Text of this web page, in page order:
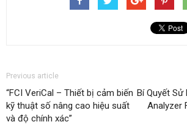
Previous article
“FCI VeriCal – Thiết bị cảm biến
kỹ thuật số nâng cao hiệu suất
và độ chính xác”
Bí Quyết Sử
Analyzer